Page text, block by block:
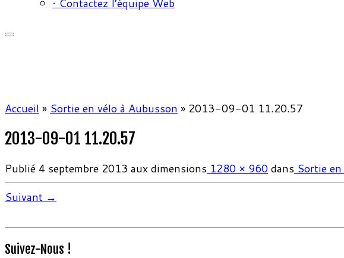
• Contactez l’équipe Web
Accueil » Sortie en vélo à Aubusson » 2013-09-01 11.20.57
2013-09-01 11.20.57
Publié 4 septembre 2013 aux dimensions 1280 × 960 dans Sortie
Suivant →
Suivez-Nous !